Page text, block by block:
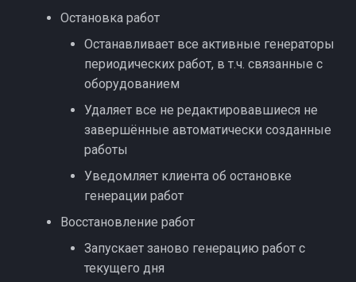
Видимость работ и ЭЦП
Заявки и планирование
Хотфиксы ноября
Стабильность
планирования
Релизы марта (1)
Доработки марта (2)
Доработки документов
Остановка работ
Останавливает все активные генераторы
периодических работ, в т.ч. связанные с
оборудованием
Удаляет все не редактировавшиеся не
завершённые автоматически созданные
работы
Уведомляет клиента об остановке
генерации работ
Восстановление работ
Запускает заново генерацию работ с
текущего дня